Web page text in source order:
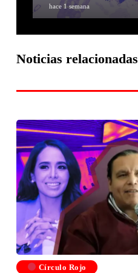
hace 1 semana
Noticias relacionadas
Círculo Rojo